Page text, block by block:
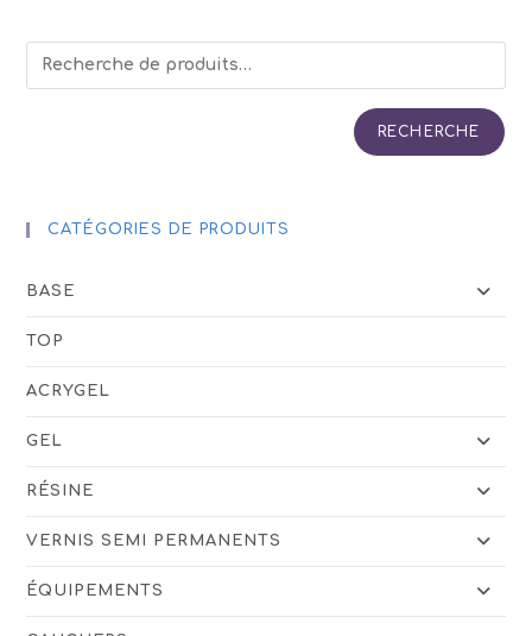
RECHERCHE
CATÉGORIES DE PRODUITS
BASE
TOP
ACRYGEL
GEL
RÉSINE
VERNIS SEMI PERMANENTS
ÉQUIPEMENTS